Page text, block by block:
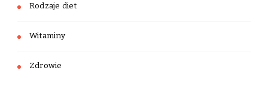
Rodzaje diet
Witaminy
Zdrowie